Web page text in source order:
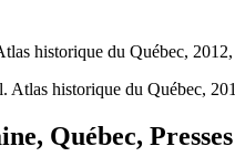
historique du Québec,
Québec,